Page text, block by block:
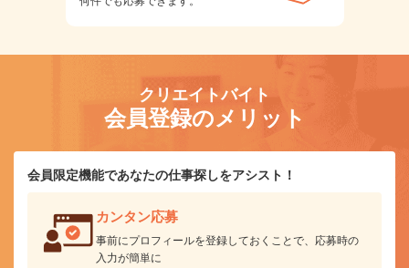
クリエイトバイト
会員登録のメリット
会員限定機能であなたの仕事探しをアシスト！
カンタン応募
事前にプロフィールを登録しておくことで、応募時の
入力が簡単に